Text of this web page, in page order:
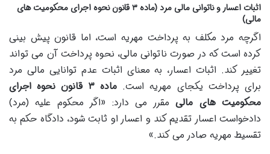
اثبات اعسار و ناتوانی مالی مرد (ماده ۳ قانون نحوه اجرای محکومیت های
مالی)
اگرچه مرد مکلف به پرداخت مهریه است، اما قانون پیش بینی
کرده است که در صورت ناتوانی مالی، نحوه پرداخت آن می تواند
تغییر کند. اثبات اعسار، به معنای اثبات عدم توانایی مالی مرد
برای پرداخت یکجای مهریه است.
ماده ۳ قانون نحوه اجرای
محکومیت های مالیمقرر می دارد: «اگر محکوم علیه (مرد)
دادخواست اعسار تقدیم کند و اعسار او ثابت شود، دادگاه حکم به
تقسیط مهریه صادر می کند.»